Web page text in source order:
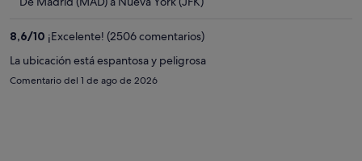
8,6/10 ¡Excelente! (2506 comentarios)
La ubicación está espantosa y peligrosa
Comentario del 1 de ago de 2026